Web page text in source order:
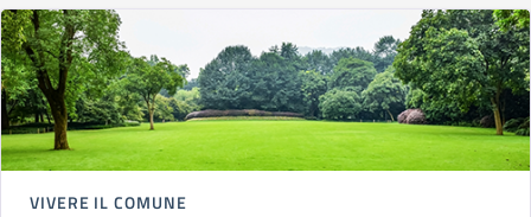
VIVERE IL COMUNE